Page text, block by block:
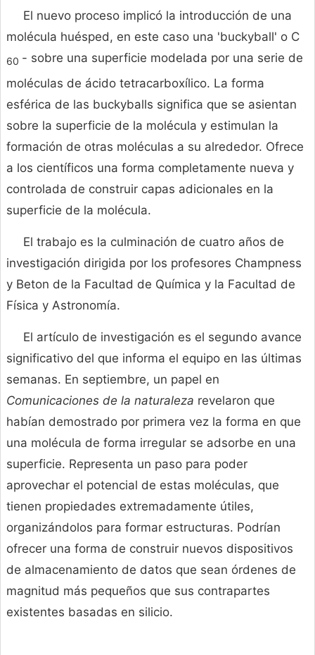
El nuevo proceso implicó la introducción de una
molécula huésped, en este caso una 'buckyball' o C
60 - sobre una superficie modelada por una serie de
moléculas de ácido tetracarboxílico. La forma
esférica de las buckyballs significa que se asientan
sobre la superficie de la molécula y estimulan la
formación de otras moléculas a su alrededor. Ofrece
a los científicos una forma completamente nueva y
controlada de construir capas adicionales en la
superficie de la molécula.
El trabajo es la culminación de cuatro años de
investigación dirigida por los profesores Champness
y Beton de la Facultad de Química y la Facultad de
Física y Astronomía.
El artículo de investigación es el segundo avance
significativo del que informa el equipo en las últimas
semanas. En septiembre, un papel en
Comunicaciones de la naturaleza revelaron que
habían demostrado por primera vez la forma en que
una molécula de forma irregular se adsorbe en una
superficie. Representa un paso para poder
aprovechar el potencial de estas moléculas, que
tienen propiedades extremadamente útiles,
organizándolos para formar estructuras. Podrían
ofrecer una forma de construir nuevos dispositivos
de almacenamiento de datos que sean órdenes de
magnitud más pequeños que sus contrapartes
existentes basadas en silicio.